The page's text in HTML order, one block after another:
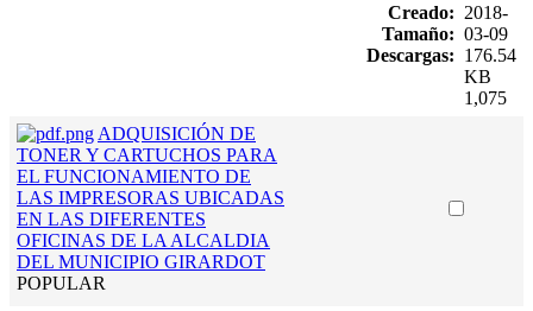
Creado:
Tamaño:
Descargas:
2018-
03-09
176.54
KB
1,075
ADQUISICIÓN DE
TONER Y CARTUCHOS PARA
EL FUNCIONAMIENTO DE
LAS IMPRESORAS UBICADAS
EN LAS DIFERENTES
OFICINAS DE LA ALCALDIA
DEL MUNICIPIO GIRARDOT
POPULAR